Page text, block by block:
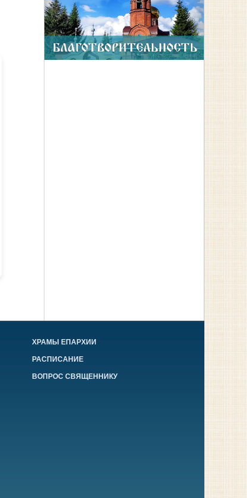
ХРАМЫ ЕПАРХИИ
РАСПИСАНИЕ
ВОПРОС СВЯЩЕННИКУ